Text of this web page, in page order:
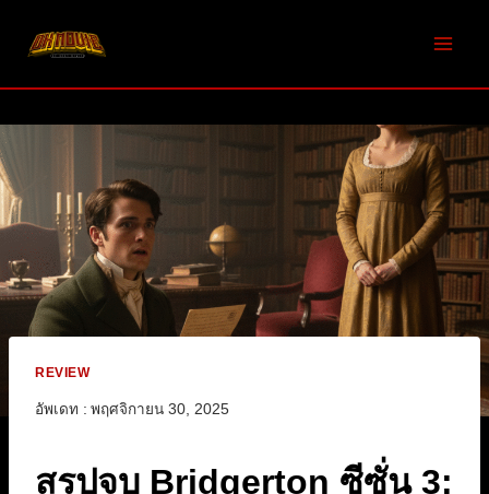
REVIEW
อัพเดท : พฤศจิกายน 30, 2025
สรุปจบ Bridgerton ซีซั่น 3: